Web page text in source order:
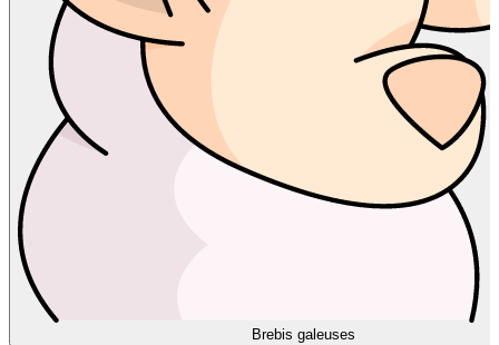
Brebis galeuses